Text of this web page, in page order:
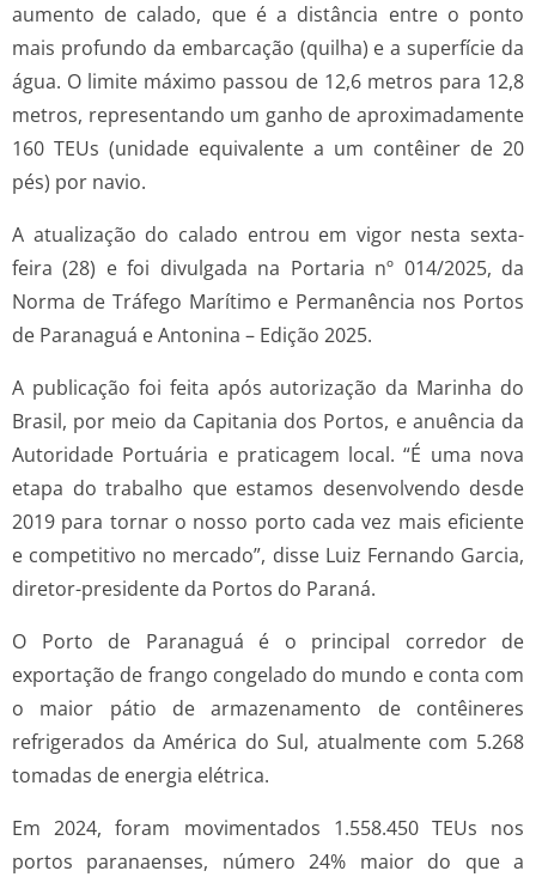
aumento de calado, que é a distância entre o ponto
mais profundo da embarcação (quilha) e a superfície da
água. O limite máximo passou de 12,6 metros para 12,8
metros, representando um ganho de aproximadamente
160 TEUs (unidade equivalente a um contêiner de 20
pés) por navio.
A atualização do calado entrou em vigor nesta sexta-
feira (28) e foi divulgada na Portaria nº 014/2025, da
Norma de Tráfego Marítimo e Permanência nos Portos
de Paranaguá e Antonina – Edição 2025.
A publicação foi feita após autorização da Marinha do
Brasil, por meio da Capitania dos Portos, e anuência da
Autoridade Portuária e praticagem local. “É uma nova
etapa do trabalho que estamos desenvolvendo desde
2019 para tornar o nosso porto cada vez mais eficiente
e competitivo no mercado”, disse Luiz Fernando Garcia,
diretor-presidente da Portos do Paraná.
O Porto de Paranaguá é o principal corredor de
exportação de frango congelado do mundo e conta com
o maior pátio de armazenamento de contêineres
refrigerados da América do Sul, atualmente com 5.268
tomadas de energia elétrica.
Em 2024, foram movimentados 1.558.450 TEUs nos
portos paranaenses, número 24% maior do que a